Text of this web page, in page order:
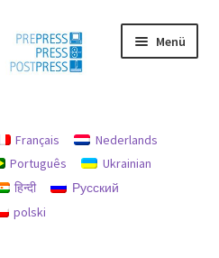
Menü
Français
Nederlands
Português
Ukrainian
हिन्दी
Русский
polski